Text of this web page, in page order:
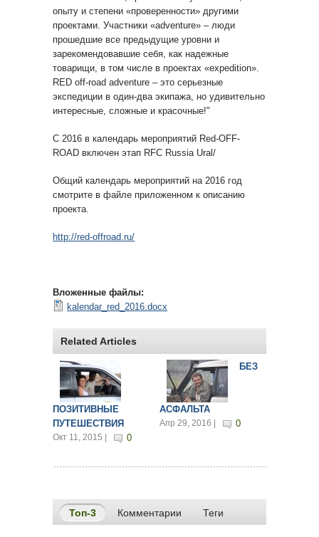
опыту и степени «проверенности» другими
проектами. Участники «adventure» – люди
прошедшие все предыдущие уровни и
зарекомендовавшие себя, как надежные
товарищи, в том числе в проектах «expedition».
RED off-road adventure – это серьезные
экспедиции в один-два экипажа, но удивительно
интересные, сложные и красочные!"
С 2016 в календарь мероприятий Red-OFF-
ROAD включен этап RFC Russia Ural/
Общий календарь мероприятий на 2016 год
смотрите в файле приложенном к описанию
проекта.
http://red-offroad.ru/
Вложенные файлы:
kalendar_red_2016.docx
Related Articles
ПОЗИТИВНЫЕ
ПУТЕШЕСТВИЯ
Окт 11, 2015 | 0
БЕЗ
АСФАЛЬТА
Апр 29, 2016 | 0
Топ-3 (активная вкладка)
Комментарии Теги